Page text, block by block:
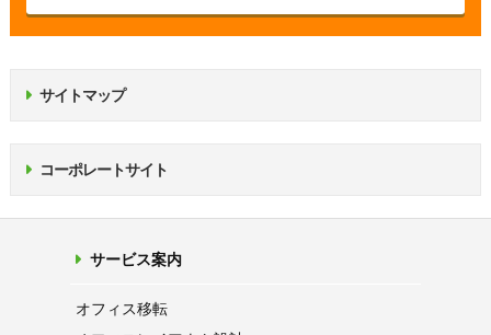
サイトマップ
コーポレートサイト
サービス案内
オフィス移転